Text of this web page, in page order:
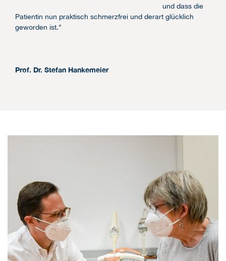
und dass die
Patientin nun praktisch schmerzfrei und derart glücklich
geworden ist."
Prof. Dr. Stefan Hankemeier